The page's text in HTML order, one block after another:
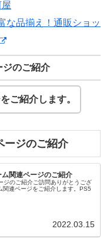
な品揃え！通販ショッ
ジのご紹介
ご紹介します。
ージのご紹介
ム関連ページのご紹介
ジのご紹介ご訪問ありがとうござ
関連ページをご紹介します。PS5
2022.03.15